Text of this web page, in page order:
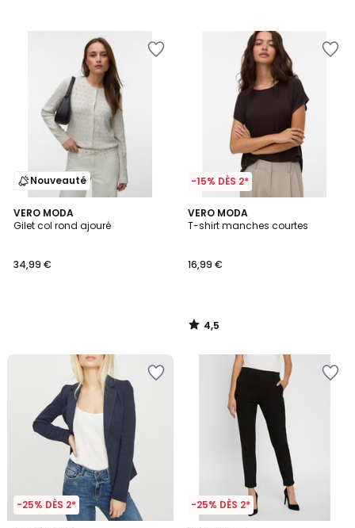
Nouveauté
VERO MODA
Gilet col rond ajouré
34,99 €
-15% DÈS 2*
VERO MODA
T-shirt manches courtes
16,99 €
4,5
/ 5
4,5
/
-25% DÈS 2* -25% DÈS 2*